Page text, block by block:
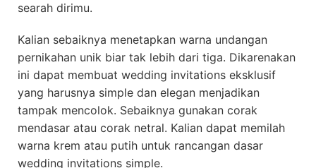
searah dirimu.
Kalian sebaiknya menetapkan warna undangan
pernikahan unik biar tak lebih dari tiga. Dikarenakan
ini dapat membuat wedding invitations eksklusif
yang harusnya simple dan elegan menjadikan
tampak mencolok. Sebaiknya gunakan corak
mendasar atau corak netral. Kalian dapat memilah
warna krem atau putih untuk rancangan dasar
wedding invitations simple.